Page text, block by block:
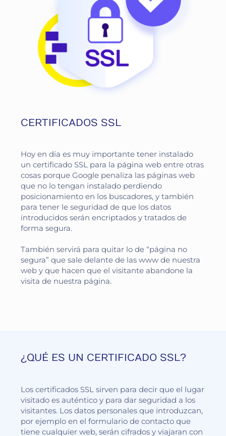
CERTIFICADOS SSL
Hoy en día es muy importante tener instalado
un certificado SSL para la página web entre otras
cosas porque Google penaliza las páginas web
que no lo tengan instalado perdiendo
posicionamiento en los buscadores, y también
para tener le seguridad de que los datos
introducidos serán encriptados y tratados de
forma segura.
También servirá para quitar lo de “página no
segura” que sale delante de las www de nuestra
web y que hacen que el visitante abandone la
visita de nuestra página.
¿QUÉ ES UN CERTIFICADO SSL?
Los certificados SSL sirven para decir que el lugar
visitado es auténtico y para dar seguridad a los
visitantes. Los datos personales que introduzcan,
por ejemplo en el formulario de contacto que
tiene cualquier web, serán cifrados y viajaran con